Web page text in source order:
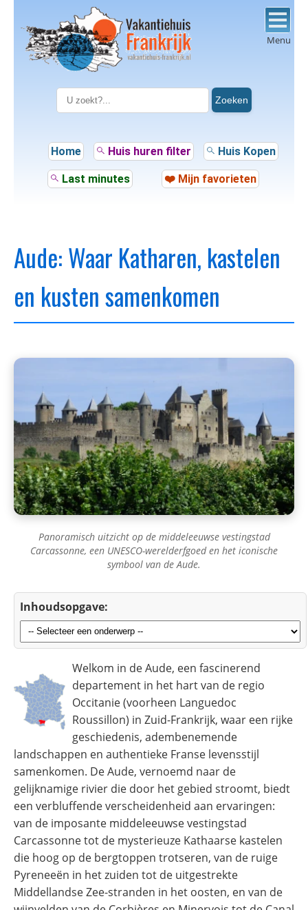
Zoeken
Menu
Home Huis huren filter Huis Kopen
Last minutes ❤️ Mijn favorieten
Aude: Waar Katharen, kastelen
en kusten samenkomen
Panoramisch uitzicht op de middeleeuwse vestingstad
Carcassonne, een UNESCO-werelderfgoed en het iconische
symbool van de Aude.
Inhoudsopgave:
Welkom in de Aude, een fascinerend
departement in het hart van de regio
Occitanie (voorheen Languedoc
Roussillon) in Zuid-Frankrijk, waar een rijke
geschiedenis, adembenemende
landschappen en authentieke Franse levensstijl
samenkomen. De Aude, vernoemd naar de
gelijknamige rivier die door het gebied stroomt, biedt
een verbluffende verscheidenheid aan ervaringen:
van de imposante middeleeuwse vestingstad
Carcassonne tot de mysterieuze Kathaarse kastelen
die hoog op de bergtoppen trotseren, van de ruige
Pyreneeën in het zuiden tot de uitgestrekte
Middellandse Zee-stranden in het oosten, en van de